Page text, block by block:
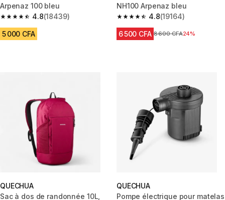
Arpenaz 100 bleu
4.8
4.8 out of 5 stars from 18439 reviews
(18439)
5 000 CFA
NH100 Arpenaz bleu
4.8
4.8 out of 5 stars from 19164
(19164)
6 500 CFA Prix avant réduction
8 600 CFA24%
QUECHUA
Sac à dos de randonnée 10L,
QUECHUA
Pompe électrique pour matelas